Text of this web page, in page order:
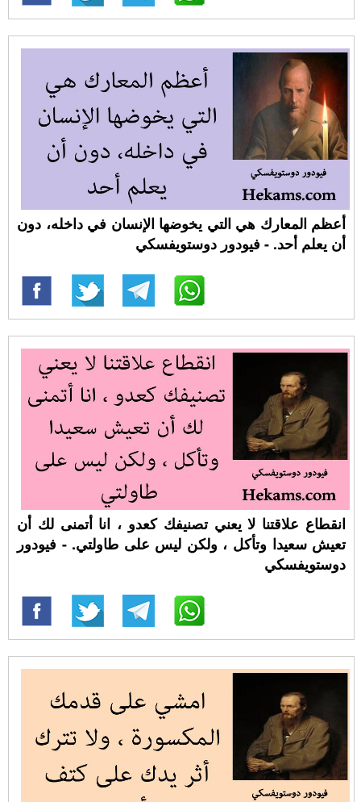
أعظم المعارك هي التي يخوضها الإنسان في داخله، دون
أن يعلم أحد. - فيودور دوستويفسكي
انقطاع علاقتنا لا يعني تصنيفك كعدو ، انا أتمنى لك أن
تعيش سعيدا وتأكل ، ولكن ليس على طاولتي. - فيودور
دوستويفسكي